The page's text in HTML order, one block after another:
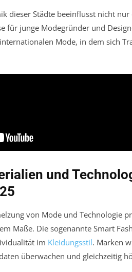
dieser Städte beeinflusst nicht
für junge Modegründer und
Mode, in dem sich
und
von Mode und Technologie
Maße. Die sogenannte Smart
im Kleidungsstil. Marken
überwachen und gleichzeitig